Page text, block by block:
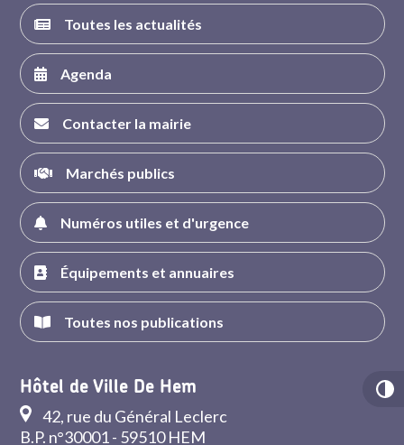
Toutes les actualités
Agenda
Contacter la mairie
Marchés publics
Numéros utiles et d'urgence
Équipements et annuaires
Toutes nos publications
Hôtel de Ville De Hem
42, rue du Général Leclerc
B.P. n°30001 - 59510 HEM